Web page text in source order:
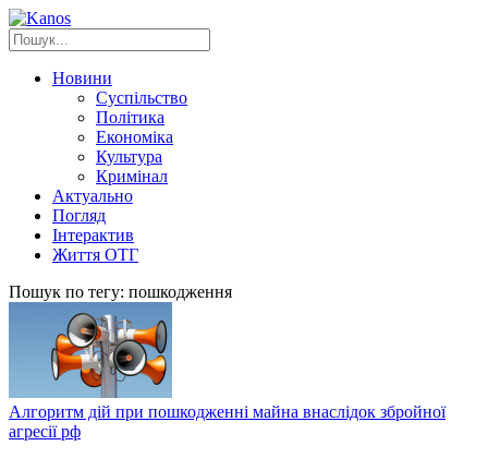
Новини
Суспільство
Політика
Економіка
Культура
Кримінал
Актуально
Погляд
Інтерактив
Життя ОТГ
Пошук по тегу: пошкодження
Алгоритм дій при пошкодженні майна внаслідок збройної
агресії рф